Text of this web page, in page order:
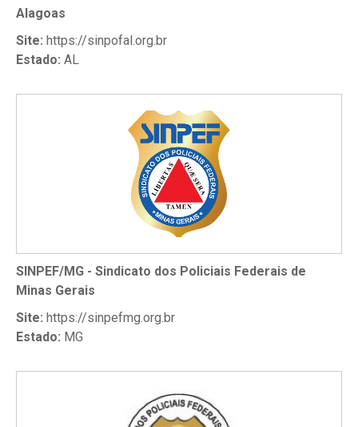
Alagoas
Site: https://sinpofal.org.br
Estado: AL
SINPEF/MG - Sindicato dos Policiais Federais de
Minas Gerais
Site: https://sinpefmg.org.br
Estado: MG